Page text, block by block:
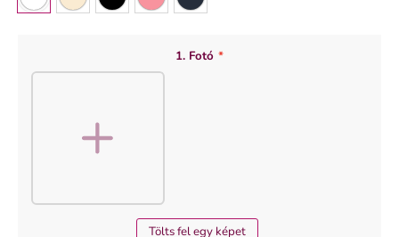
1. Fotó *
Tölts fel egy képet